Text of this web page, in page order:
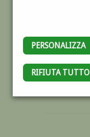
PERSONALIZZA
RIFIUTA TUTTO